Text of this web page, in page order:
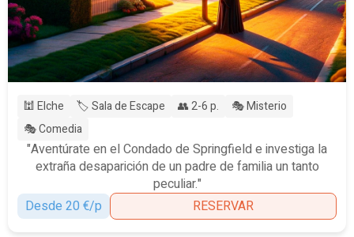
🕍 Elche 🏷️ Sala de Escape 👥 2-6 p.
🎭 Misterio
🎭 Comedia
"Aventúrate en el Condado de Springfield e investiga la
extraña desaparición de un padre de familia un tanto
peculiar."
Desde 20 €/p
RESERVAR